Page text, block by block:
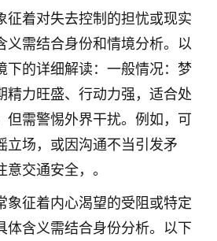
征着对失去控制的担忧或现实
义需结合身份和情境分析。以
下的详细解读：一般情况：梦
精力旺盛、行动力强，适合处
但需警惕外界干扰。例如，可
立场，或因沟通不当引发矛
交通安全，。
象征着内心渴望的受阻或特定
体含义需结合身份分析。以下
9
，有没有人给个联系方式的啊？
微信：gjsy0624
12
要！
15